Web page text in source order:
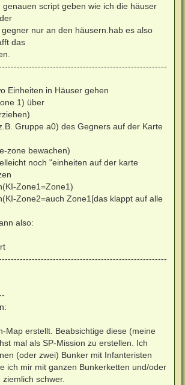
genauen script geben wie ich die häuser
nur an den häusern.hab es also
das
Einheiten in Häuser gehen
1) über
Gruppe a0) des Gegners auf der Karte
zone bewachen)
noch "einheiten auf der karte
Zone1=Zone1)
Zone2=auch Zone1[das klappt auf alle
also:
Map erstellt. Beabsichtige diese (meine
mal als SP-Mission zu erstellen. Ich
(oder zwei) Bunker mit Infanteristen
ich mir mit ganzen Bunkerketten und/oder
schwer.